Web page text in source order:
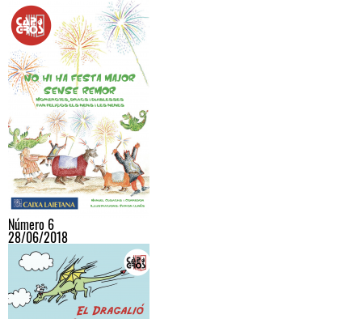
Número 6
28/06/2018